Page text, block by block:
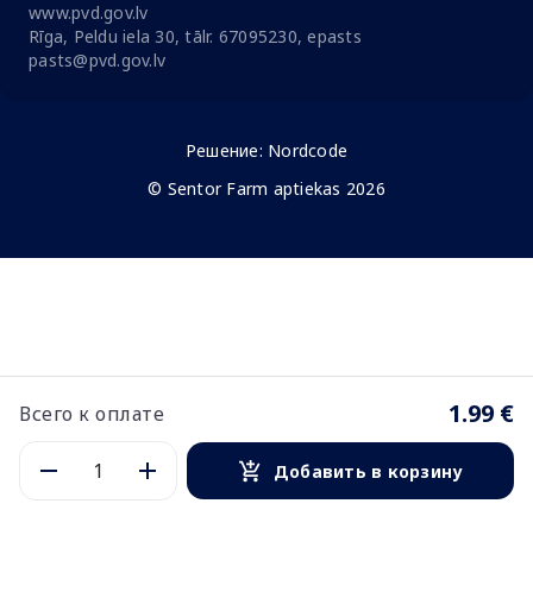
Всего к оплате 1.99 €
Добавить в корзину
www.pvd.gov.lv
Rīga, Peldu iela 30, tālr. 67095230, epasts
pasts@pvd.gov.lv
Решение: Nordcode
© Sentor Farm aptiekas 2026